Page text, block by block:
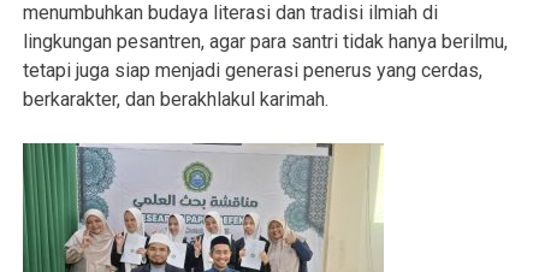
menumbuhkan budaya literasi dan tradisi ilmiah di
lingkungan pesantren, agar para santri tidak hanya berilmu,
tetapi juga siap menjadi generasi penerus yang cerdas,
berkarakter, dan berakhlakul karimah.